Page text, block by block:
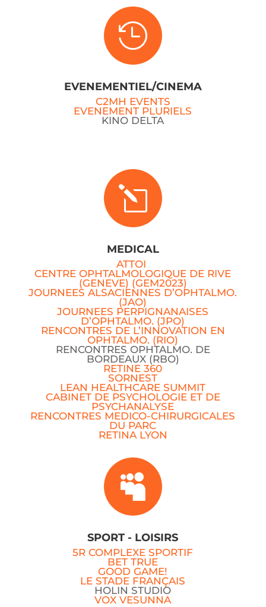

EVENEMENTIEL/CINEMA
C2MH EVENTS
EVENEMENT PLURIELS
KINO DELTA
l
MEDICAL
ATTOI
CENTRE OPHTALMOLOGIQUE DE RIVE
(GENEVE) (GEM2023)
JOURNEES ALSACIENNES D’OPHTALMO.
(JAO)
JOURNEES PERPIGNANAISES
D’OPHTALMO. (JPO)
RENCONTRES DE L’INNOVATION EN
OPHTALMO. (RIO)
RENCONTRES OPHTALMO. DE
BORDEAUX (RBO)
RETINE 360
SORNEST
LEAN HEALTHCARE SUMMIT
CABINET DE PSYCHOLOGIE ET DE
PSYCHANALYSE
RENCONTRES MEDICO-CHIRURGICALES
DU PARC
RETINA LYON

SPORT - LOISIRS
5R COMPLEXE SPORTIF
BET TRUE
GOOD GAME!
LE STADE FRANÇAIS
HOLIN STUDIO
VOX VESUNNA